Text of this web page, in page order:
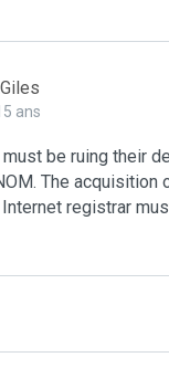
ans
be ruing their
The acquisition
registrar